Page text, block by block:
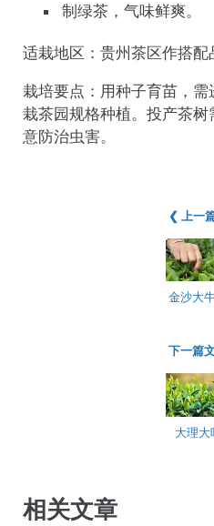
制绿茶，气味鲜爽。
适栽地区：贵州茶区作搭配
栽培要点：用种子育苗，
栽茶园规格种植。投产茶
意防治虫害。
❮ 上一
金沙大
下一篇
大理大
相关文章